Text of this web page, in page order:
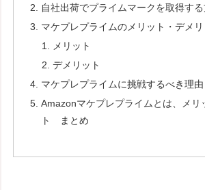
自社出荷でプライムマークを取得す
マケプレプライムのメリット・デメリ
メリット
デメリット
マケプレプライムに挑戦するべき理由
Amazonマケプレプライムとは、メリ
ト まとめ